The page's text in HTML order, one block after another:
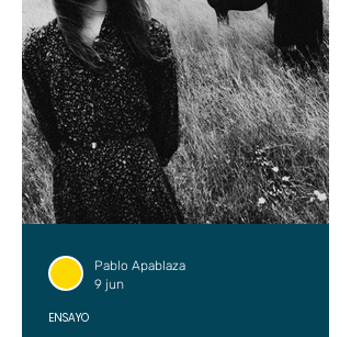
ENSAYO
Pablo Apablaza
9 jun